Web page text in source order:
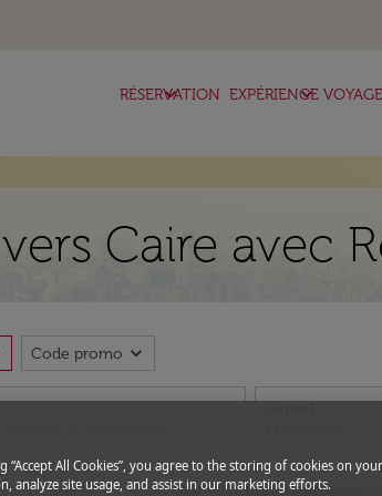
RÉSERVATION
keyboard_arrow_down EXPÉRIENCE VOYAGE
keyboard_arrow_down
Caire avec
Code promo expand_more
“Accept All Cookies”, you agree to the storing of cookies on
analyze site usage, and assist in our marketing efforts.